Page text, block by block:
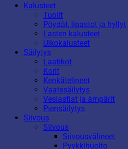
Kalusteet
Tuolit
Pöydät, lipastot ja hyllyt
Lasten kalusteet
Ulkokalusteet
Säilytys
Laatikot
Korit
Kenkätelineet
Vaatesäilytys
Vesiastiat ja ämpärit
Piensäilytys
Siivous
Siivous
Siivousvälineet
Pyykkihuolto